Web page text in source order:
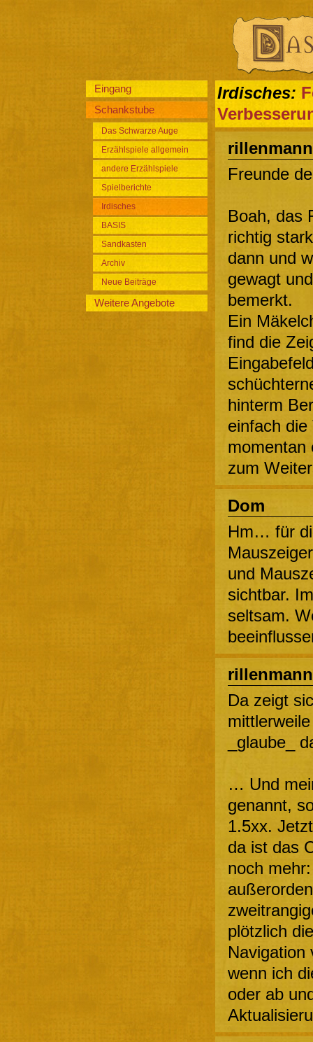
Eingang
Schankstube
Das Schwarze Auge
Erzählspiele allgemein
andere Erzählspiele
Spielberichte
Irdisches
BASIS
Sandkasten
Archiv
Neue Beiträge
Weitere Angebote
Irdisches:
Freunde
Boah, das
richtig
dann und
gewagt
bemerkt.
Ein
find die
hinterm
einfach
momentan
zum
Dom
Hm… für
und
sichtbar.
seltsam.
Da zeigt
_glaube_
… Und
genannt,
1.5xx.
da ist das
noch
plötzlich
Navigation
wenn ich
oder ab